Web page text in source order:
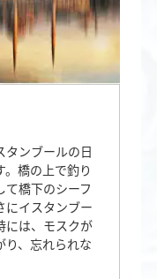
タンブールの日
橋の上で釣り
橋下のシーフ
にイスタンブー
には、モスクが
り、忘れられな